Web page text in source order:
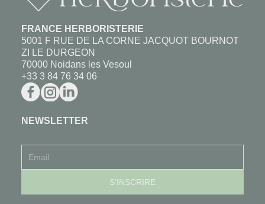
FRANCE HERBORISTERIE
5001 F RUE DE LA CORNE JACQUOT BOURNOT
ZI LE DURGEON
70000 Noidans les Vesoul
+33 3 84 76 34 06
NEWSLETTER